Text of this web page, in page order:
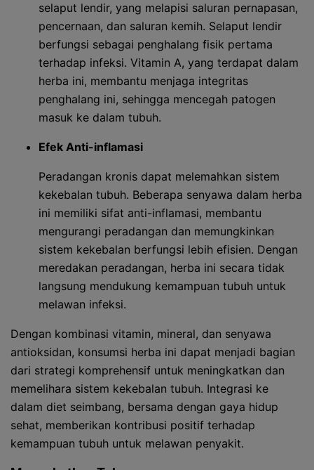
selaput lendir, yang melapisi saluran pernapasan,
pencernaan, dan saluran kemih. Selaput lendir
berfungsi sebagai penghalang fisik pertama
terhadap infeksi. Vitamin A, yang terdapat dalam
herba ini, membantu menjaga integritas
penghalang ini, sehingga mencegah patogen
masuk ke dalam tubuh.
Efek Anti-inflamasi
Peradangan kronis dapat melemahkan sistem
kekebalan tubuh. Beberapa senyawa dalam herba
ini memiliki sifat anti-inflamasi, membantu
mengurangi peradangan dan memungkinkan
sistem kekebalan berfungsi lebih efisien. Dengan
meredakan peradangan, herba ini secara tidak
langsung mendukung kemampuan tubuh untuk
melawan infeksi.
Dengan kombinasi vitamin, mineral, dan senyawa
antioksidan, konsumsi herba ini dapat menjadi bagian
dari strategi komprehensif untuk meningkatkan dan
memelihara sistem kekebalan tubuh. Integrasi ke
dalam diet seimbang, bersama dengan gaya hidup
sehat, memberikan kontribusi positif terhadap
kemampuan tubuh untuk melawan penyakit.